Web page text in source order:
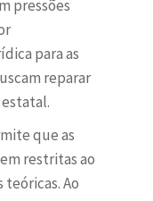
pressões
para as
reparar
que as
restritas ao
Ao